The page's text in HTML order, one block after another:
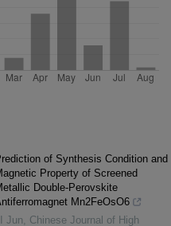
of Synthesis Condition and
Property of Screened
Double-Perovskite
Mn2FeOsO6
LI Jun
Chinese Journal of High